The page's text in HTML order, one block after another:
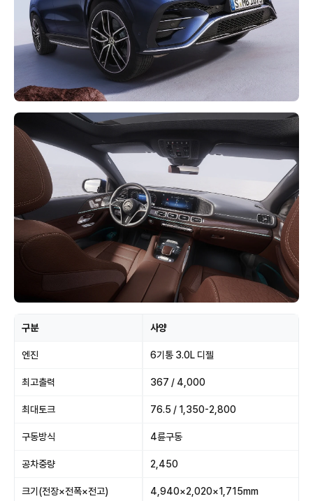
구분 사양
엔진 6기통 3.0L 디젤
최고출력 367 / 4,000
최대토크 76.5 / 1,350-2,800
구동방식 4륜구동
공차중량 2,450
크기(전장×전폭×전고) 4,940×2,020×1,715mm